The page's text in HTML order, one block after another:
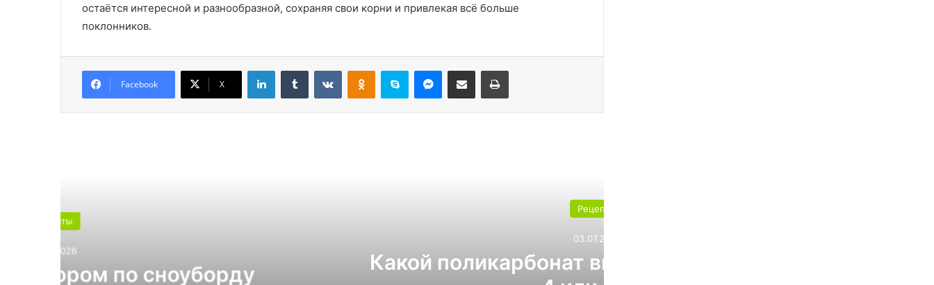
остаётся интересной и разнообразной, сохраняя свои корни и привлекая всё больше
поклонников.
Facebook X
LinkedInTumblr ВконтактеОдноклассники
Skype Messenger
Поделиться через электронную почту Печатать
Какой поликарбонат выбрать для теплицы: